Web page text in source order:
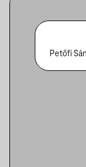
Petőfi